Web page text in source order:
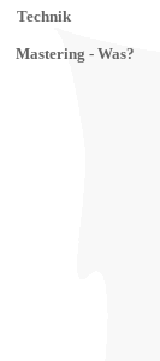
Technik
Mastering - Was?